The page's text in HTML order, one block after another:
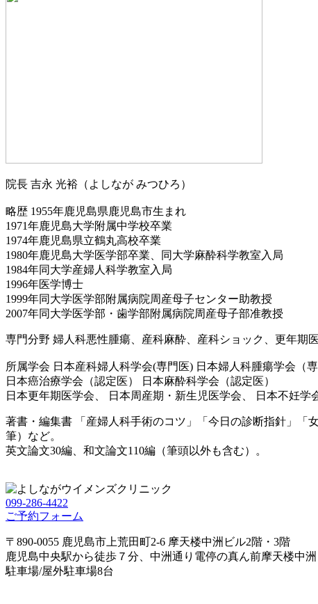
院長 吉永 光裕（よしなが みつひろ）
略歴 1955年鹿児島県鹿児島市生まれ
1971年鹿児島大学附属中学校卒業
1974年鹿児島県立鶴丸高校卒業
1980年鹿児島大学医学部卒業、同大学麻酔科学教室入局
1984年同大学産婦人科学教室入局
1996年医学博士
1999年同大学医学部附属病院周産母子センター助教授
2007年同大学医学部・歯学部附属病院周産母子部准教授
専門分野 婦人科悪性腫瘍、産科麻酔、産科ショック、更年期
所属学会 日本産科婦人科学会(専門医) 日本婦人科腫瘍学会（専
日本癌治療学会（認定医） 日本麻酔科学会（認定医）
日本更年期医学会、 日本周産期・新生児医学会、 日本不妊学
著書・編集書
「産婦人科手術のコツ」「今日の診断指針」
筆）など。
英文論文30編、和文論文110編（筆頭以外も含む）。
099-286-4422
ご予約フォーム
〒890-0055 鹿児島市上荒田町2-6 摩天楼中洲ビル2階・3階
鹿児島中央駅から徒歩７分、中洲通り電停の真ん前摩天楼中洲
駐車場/屋外駐車場8台